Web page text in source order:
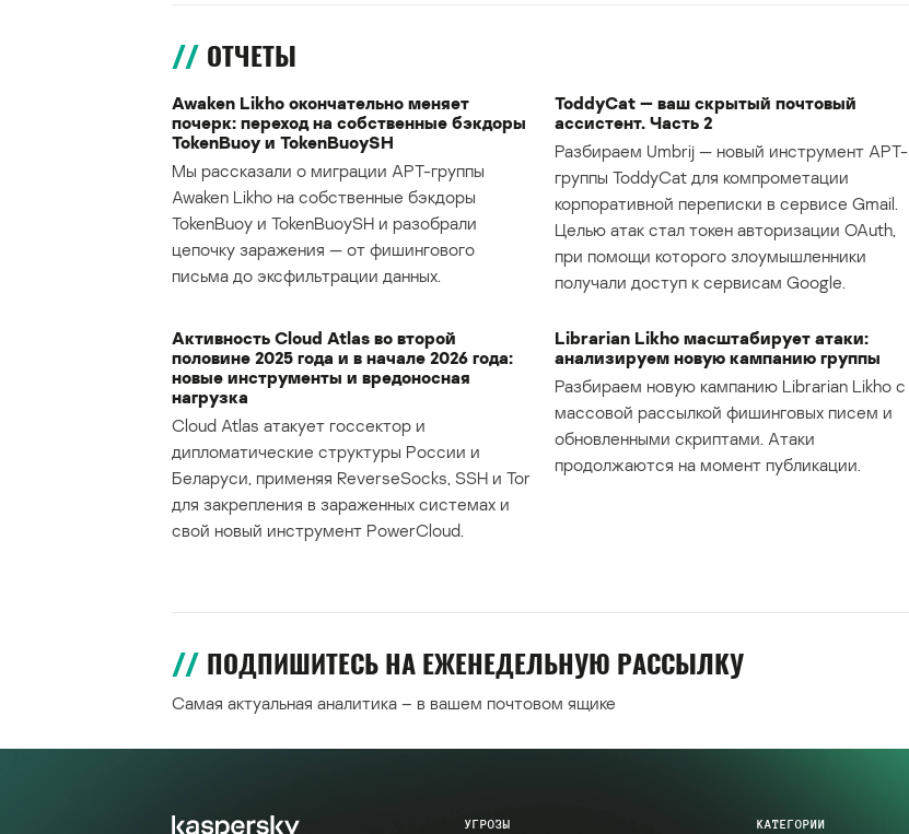
ОТЧЕТЫ
Awaken Likho окончательно меняет
почерк: переход на собственные бэкдоры
TokenBuoy и TokenBuoySH
Мы рассказали о миграции APT-группы
Awaken Likho на собственные бэкдоры
TokenBuoy и TokenBuoySH и разобрали
цепочку заражения — от фишингового
письма до эксфильтрации данных.
ToddyCat — ваш скрытый почтовый
ассистент. Часть 2
Разбираем Umbrij — новый инструмент APT-
группы ToddyCat для компрометации
корпоративной переписки в сервисе Gmail.
Целью атак стал токен авторизации OAuth,
при помощи которого злоумышленники
получали доступ к сервисам Google.
Активность Cloud Atlas во второй
половине 2025 года и в начале 2026 года:
новые инструменты и вредоносная
нагрузка
Cloud Atlas атакует госсектор и
дипломатические структуры России и
Беларуси, применяя ReverseSocks, SSH и Tor
для закрепления в зараженных системах и
свой новый инструмент PowerCloud.
Librarian Likho масштабирует атаки:
анализируем новую кампанию группы
Разбираем новую кампанию Librarian Likho с
массовой рассылкой фишинговых писем и
обновленными скриптами. Атаки
продолжаются на момент публикации.
ПОДПИШИТЕСЬ НА ЕЖЕНЕДЕЛЬНУЮ РАССЫЛКУ
Самая актуальная аналитика – в вашем почтовом ящике
УГРОЗЫ КАТЕГОРИИ